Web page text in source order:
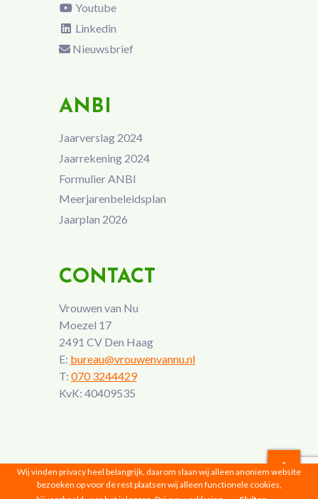
Youtube
Linkedin
Nieuwsbrief
ANBI
Jaarverslag 2024
Jaarrekening 2024
Formulier ANBI
Meerjarenbeleidsplan
Jaarplan 2026
CONTACT
Vrouwen van Nu
Moezel 17
2491 CV Den Haag
E: bureau@vrouwenvannu.nl
T: 070 3244429
KvK: 40409535
Vrouwen van Nu © 2026 |Privacyverklaring
Wij vinden privacy heel belangrijk, daarom slaan wij alleen anoniem website
bezoeken op voor de rest plaatsen wij alleen functionele cookies,